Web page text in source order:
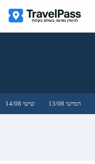
חמישי 13/08 שישי 14/08